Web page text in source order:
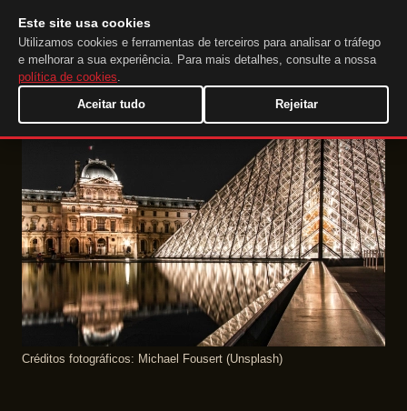
DuckTip.com
Créditos fotográficos: Michael Fousert (Unsplash)
Este site usa cookies
Utilizamos cookies e ferramentas de terceiros para analisar o tráfego
e melhorar a sua experiência. Para mais detalhes, consulte a nossa
política de cookies.
Aceitar tudo
Rejeitar